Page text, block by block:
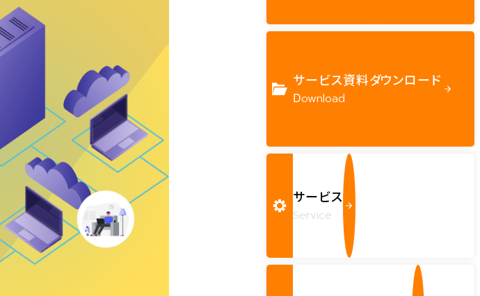
サービス資料ダウンロード
Download
サービス
Service